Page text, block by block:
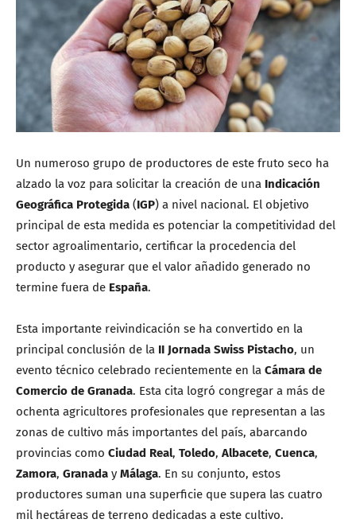
Un numeroso grupo de productores de este fruto seco ha
alzado la voz para solicitar la creación de una Indicación
Geográfica Protegida (IGP) a nivel nacional. El objetivo
principal de esta medida es potenciar la competitividad del
sector agroalimentario, certificar la procedencia del
producto y asegurar que el valor añadido generado no
termine fuera de España.
Esta importante reivindicación se ha convertido en la
principal conclusión de la II Jornada Swiss Pistacho, un
evento técnico celebrado recientemente en la Cámara de
Comercio de Granada. Esta cita logró congregar a más de
ochenta agricultores profesionales que representan a las
zonas de cultivo más importantes del país, abarcando
provincias como Ciudad Real, Toledo, Albacete, Cuenca,
Zamora, Granada y Málaga. En su conjunto, estos
productores suman una superficie que supera las cuatro
mil hectáreas de terreno dedicadas a este cultivo.